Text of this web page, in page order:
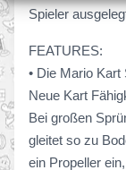
Spieler
FEATURES:
• Die Mario
Neue Kart
Bei großen
gleitet so zu
ein Propeller